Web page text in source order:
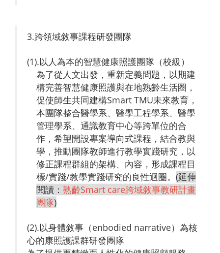
3.跨領域敘事課程研發團隊
(1).以人為本的智慧健康照護團隊（校級）
為了從人文出發，重新定義問題，以期建
構完善智慧健康照護與在地熟齡生活圈，
促使師生共同建構Smart TMU未來教育，
本團隊整合醫學系、醫學工程學系、醫學
管理學系、通識教育中心等跨單位的合
作，希望開設專案導向式課程，結合教與
學，推動團隊教師進行教學實踐研究，以
修正課程群組的架構、內容，形成課程目
標/實踐/教學實踐研究的良性迴圈。 (延伸
閱讀： 熟齡Smart care跨域敘事教研計畫
團隊)
(2).以身體敘事（enbodied narrative）為核
心的康照護課群研發團隊